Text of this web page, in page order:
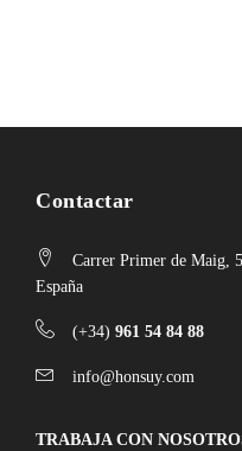
Contactar
Carrer Primer de Maig,
España
(+34) 961 54 84 88
info@honsuy.com
TRABAJA CON